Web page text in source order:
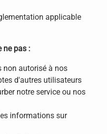
applicable
ne pas :
non autorisé à nos
d'autres utilisateurs
notre service ou nos
informations sur